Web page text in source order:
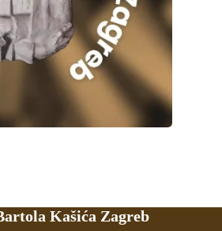
Kašića Zagreb